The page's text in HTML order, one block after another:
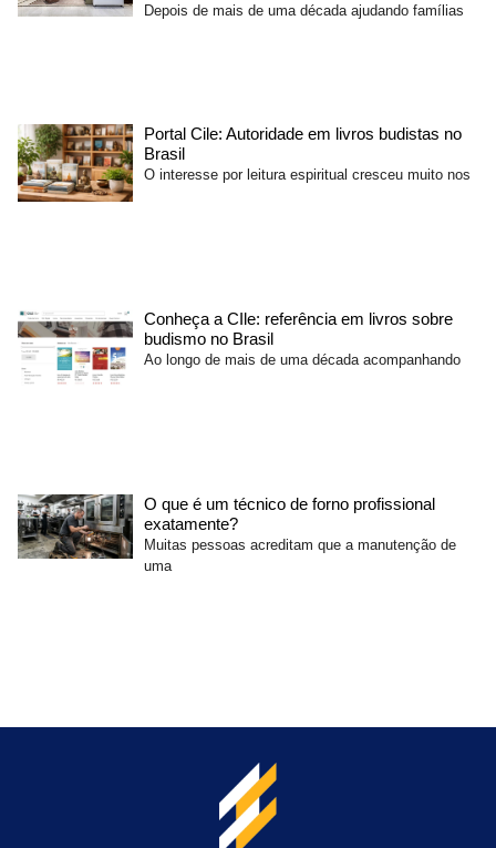
Depois de mais de uma década ajudando famílias
Portal Cile: Autoridade em livros budistas no
Brasil
O interesse por leitura espiritual cresceu muito nos
Conheça a CIle: referência em livros sobre
budismo no Brasil
Ao longo de mais de uma década acompanhando
O que é um técnico de forno profissional
exatamente?
Muitas pessoas acreditam que a manutenção de
uma